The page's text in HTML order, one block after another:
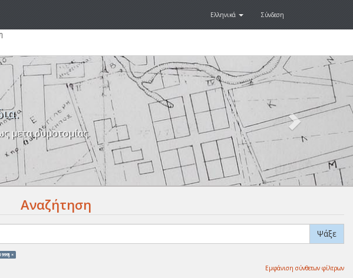
Ελληνικά Σύνδεση
μετα ρυμοτομίας.
Next
Αναζήτηση
Ψάξε
×
Εμφάνιση σύνθετων φίλτρων